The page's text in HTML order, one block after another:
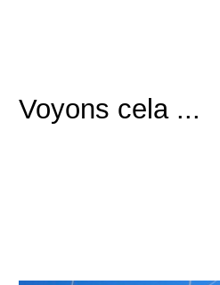
Voyons cela ...